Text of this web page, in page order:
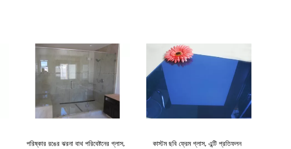
পরিষ্কার রঙের ঝরনা বাথ পরিবেষ্টনের গ্লাস,
কাস্টম ছবি ফ্রেম গ্লাস, এন্টি প্রতিফলন